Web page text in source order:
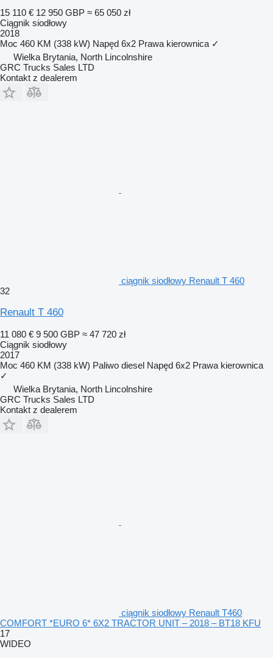
15 110 € 12 950 GBP ≈ 65 050 zł
Ciągnik siodłowy
2018
Moc 460 KM (338 kW) Napęd 6x2 Prawa kierownica ✓
Wielka Brytania, North Lincolnshire
GRC Trucks Sales LTD
Kontakt z dealerem
ciągnik siodłowy Renault T 460
32
Renault T 460
11 080 € 9 500 GBP ≈ 47 720 zł
Ciągnik siodłowy
2017
Moc 460 KM (338 kW) Paliwo diesel Napęd 6x2 Prawa kierownica
✓
Wielka Brytania, North Lincolnshire
GRC Trucks Sales LTD
Kontakt z dealerem
ciągnik siodłowy Renault T460
COMFORT *EURO 6* 6X2 TRACTOR UNIT – 2018 – BT18 KFU
17
WIDEO